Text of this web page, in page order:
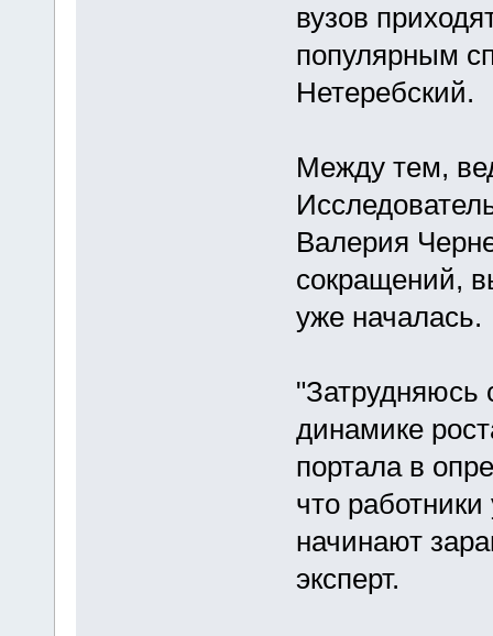
вузов
популярным
Нетеребский.
Между тем,
Валерия
сокращений,
уже началась.
"Затрудняюсь
динамике
портала в
что
начинают
эксперт.